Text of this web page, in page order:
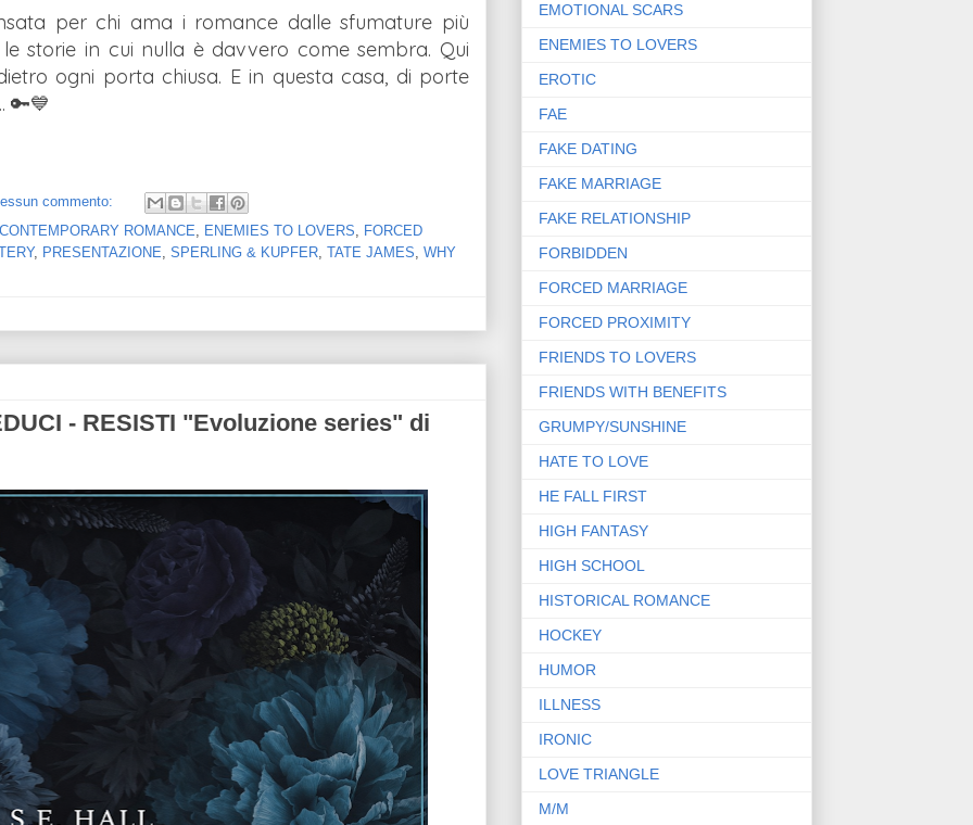
per chi ama i romance dalle sfumature più
storie in cui nulla è davvero come sembra. Qui
ogni porta chiusa. E in questa casa, di porte
🔑💙
commento:
CONTEMPORARY ROMANCE
ENEMIES TO LOVERS
FORCED
, PRESENTAZIONE SPERLING & KUPFER TATE JAMES WHY
- RESISTI "Evoluzione series" di
EMOTIONAL SCARS
ENEMIES TO LOVERS
EROTIC
FAE
FAKE DATING
FAKE MARRIAGE
FAKE RELATIONSHIP
FORBIDDEN
FORCED MARRIAGE
FORCED PROXIMITY
FRIENDS TO LOVERS
FRIENDS WITH BENEFITS
GRUMPY/SUNSHINE
HATE TO LOVE
HE FALL FIRST
HIGH FANTASY
HIGH SCHOOL
HISTORICAL ROMANCE
HOCKEY
HUMOR
ILLNESS
IRONIC
LOVE TRIANGLE
M/M